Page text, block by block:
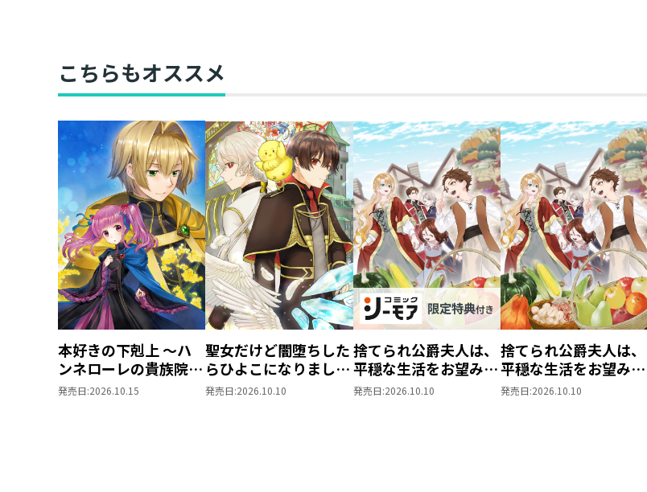
こちらもオススメ
本好きの下剋上 ～ハ
ンネローレの貴族院五
年生～ 「恋してみた
発売日:2026.10.15
聖女だけど闇堕ちした
らひよこになりまし
た！@COMIC 第4巻
発売日:2026.10.10
捨てられ公爵夫人は、
平穏な生活をお望みの
ようです@COMIC 第3
発売日:2026.10.10
捨てられ公爵夫人は、
平穏な生活をお望みの
ようです@COMIC 第3
発売日:2026.10.10